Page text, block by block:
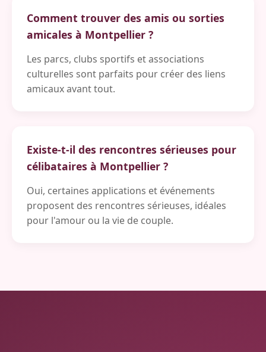
Comment trouver des amis ou sorties
amicales à Montpellier ?
Les parcs, clubs sportifs et associations
culturelles sont parfaits pour créer des liens
amicaux avant tout.
Existe-t-il des rencontres sérieuses pour
célibataires à Montpellier ?
Oui, certaines applications et événements
proposent des rencontres sérieuses, idéales
pour l'amour ou la vie de couple.